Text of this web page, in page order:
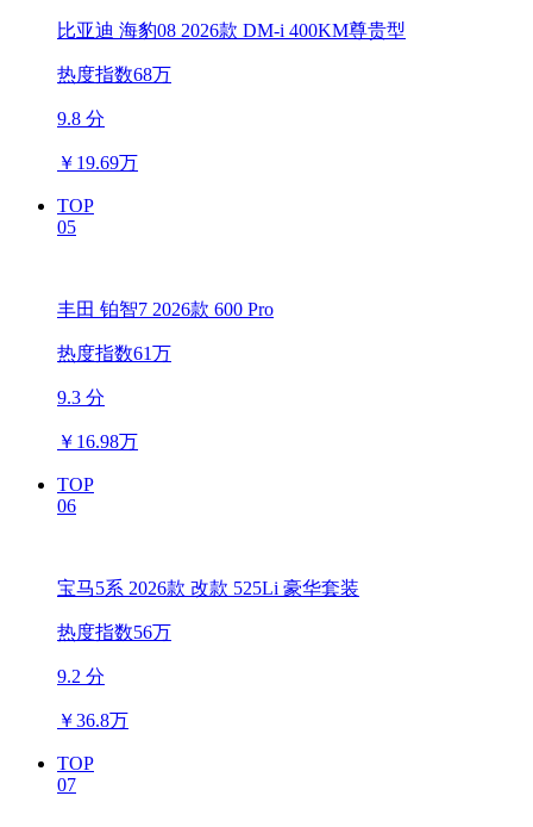
比亚迪 海豹08 2026款 DM-i 400KM尊贵型
热度指数68万
9.8 分
￥ 19.69万
TOP
05
丰田 铂智7 2026款 600 Pro
热度指数61万
9.3 分
￥ 16.98万
TOP
06
宝马5系 2026款 改款 525Li 豪华套装
热度指数56万
9.2 分
￥36.8万
TOP
07